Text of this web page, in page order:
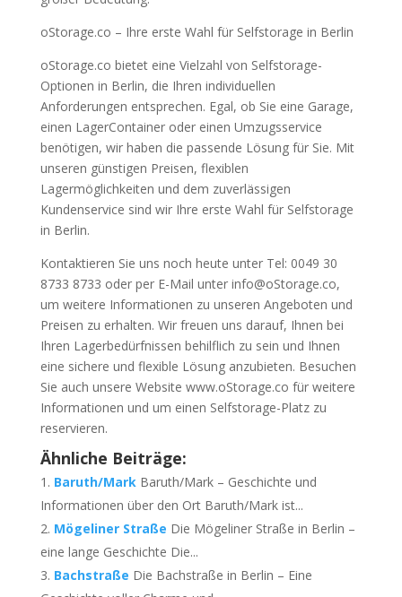
oStorage.co – Ihre erste Wahl für Selfstorage in Berlin
oStorage.co bietet eine Vielzahl von Selfstorage-
Optionen in Berlin, die Ihren individuellen
Anforderungen entsprechen. Egal, ob Sie eine Garage,
einen LagerContainer oder einen Umzugsservice
benötigen, wir haben die passende Lösung für Sie. Mit
unseren günstigen Preisen, flexiblen
Lagermöglichkeiten und dem zuverlässigen
Kundenservice sind wir Ihre erste Wahl für Selfstorage
in Berlin.
Kontaktieren Sie uns noch heute unter Tel: 0049 30
8733 8733 oder per E-Mail unter info@oStorage.co,
um weitere Informationen zu unseren Angeboten und
Preisen zu erhalten. Wir freuen uns darauf, Ihnen bei
Ihren Lagerbedürfnissen behilflich zu sein und Ihnen
eine sichere und flexible Lösung anzubieten. Besuchen
Sie auch unsere Website www.oStorage.co für weitere
Informationen und um einen Selfstorage-Platz zu
reservieren.
Ähnliche Beiträge:
Baruth/Mark Baruth/Mark – Geschichte und
Informationen über den Ort Baruth/Mark ist...
Mögeliner Straße Die Mögeliner Straße in Berlin –
eine lange Geschichte Die...
Bachstraße Die Bachstraße in Berlin – Eine